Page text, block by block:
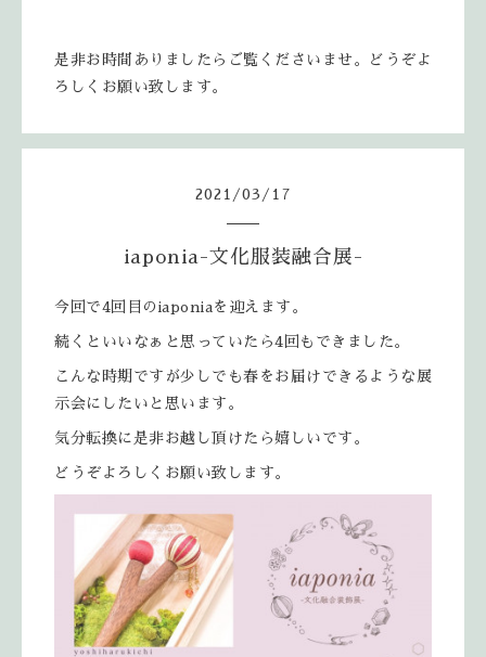
是非お時間ありましたらご覧くださいませ。どうぞよ
ろしくお願い致します。
2021 /03 / 17
iaponia-文化服装融合展-
今回で4回目のiaponiaを迎えます。
続くといいなぁと思っていたら4回もできました。
こんな時期ですが少しでも春をお届けできるような展
示会にしたいと思います。
気分転換に是非お越し頂けたら嬉しいです。
どうぞよろしくお願い致します。